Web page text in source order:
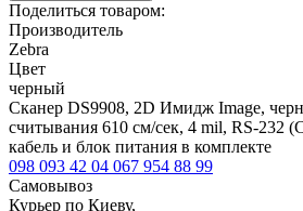
Поделиться товаром:
Производитель
Zebra
Цвет
черный
Сканер DS9908, 2D Имидж Image,
считывания 610 см/сек, 4 mil, RS-232
кабель и блок питания в комплекте
098 093 42 04 067 954 88 99
Самовывоз
Курьер по Киеву,